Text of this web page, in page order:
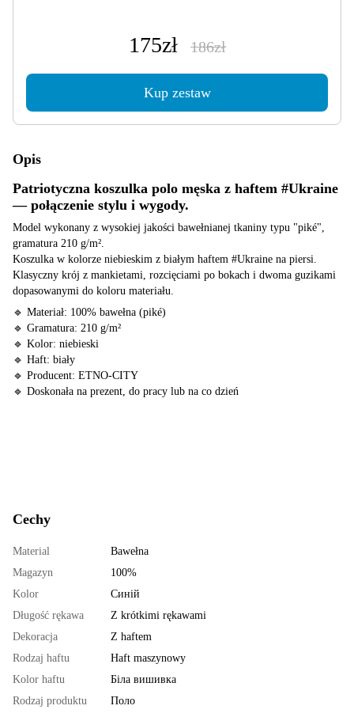
175zł 186zł
Kup zestaw
Opis
Patriotyczna koszulka polo męska z haftem #Ukraine
— połączenie stylu i wygody.
Model wykonany z wysokiej jakości bawełnianej tkaniny typu "piké",
gramatura 210 g/m².
Koszulka w kolorze niebieskim z białym haftem #Ukraine na piersi.
Klasyczny krój z mankietami, rozcięciami po bokach i dwoma guzikami
dopasowanymi do koloru materiału.
🔹 Materiał: 100% bawełna (piké)
🔹 Gramatura: 210 g/m²
🔹 Kolor: niebieski
🔹 Haft: biały
🔹 Producent: ETNO-CITY
🔹 Doskonała na prezent, do pracy lub na co dzień
Cechy
Material
Bawełna
Magazyn
100%
Kolor
Синій
Długość rękawa
Z krótkimi rękawami
Dekoracja
Z haftem
Rodzaj haftu
Haft maszynowy
Kolor haftu
Біла вишивка
Rodzaj produktu
Поло